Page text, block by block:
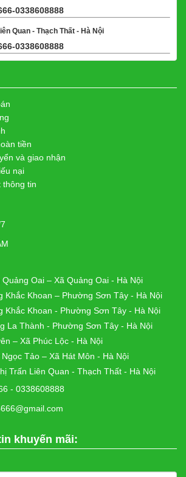
0338608888
Quan - Thạch Thất - Hà Nội
0338608888
tiền
và giao nhận
nại
thông tin
Oai – Xã Quảng Oai - Hà Nội
Khắc Khoan – Phường Sơn Tây - Hà Nội
Khắc Khoan - Phường Sơn Tây - Hà Nội
La Thành - Phường Sơn Tây - Hà Nội
– Xã Phúc Lộc - Hà Nội
Tảo – Xã Hát Môn - Hà Nội
Trấn Liên Quan - Thạch Thất - Hà Nội
- 0338608888
khuyến mãi: